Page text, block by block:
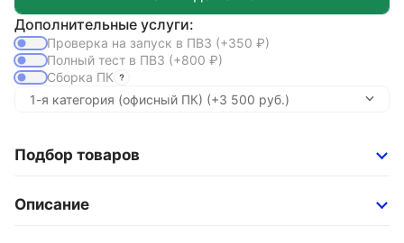
Дополнительные услуги:
Проверка на запуск в ПВЗ (+350 ₽)
Полный тест в ПВЗ (+800 ₽)
Сборка ПК
Подбор товаров
Описание